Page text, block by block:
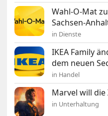
Wahl-O-Mat
Sachsen-
in Dienste
IKEA Family
dem neuen
in Handel
Marvel will die
in Unterhaltung